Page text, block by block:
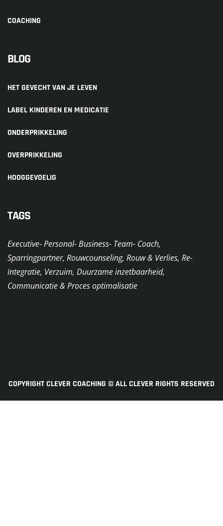
COACHING
BLOG
HET GEVECHT VAN JE LEVEN
LABEL KINDEREN EN MEDICATIE
ONDERPRIKKELING
OVERPRIKKELING
HOOGGEVOELIG
TAGS
Executive- Personal- Business- Team- Coach,
Sparringpartner, Rouwcounseling, Rouw & Verlies, Re-
ïntegratie, Verzuim, Duurzame inzetbaarheid,
Communicatie & Proces optimalisatie
COPYRIGHT CLEVER COACHING © ALL CLEVER RIGHTS RESERVED